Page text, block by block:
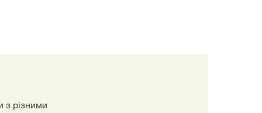
різними